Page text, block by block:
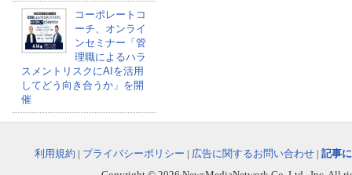
コーポレートコ
ーチ、オンライ
ンセミナー「管
理職によるハラ
スメントリスクにAIを活用
してどう向き合うか」を開
催
利用規約 | プライバシーポリシー | 広告に関するお問い合わせ | 記事